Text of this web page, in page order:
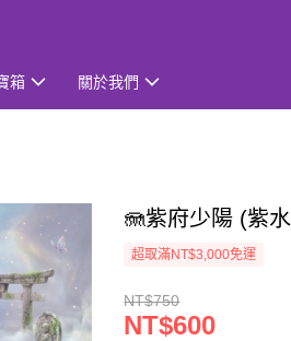
箱 關於我們
🪼紫府少陽 (紫
超取滿NT$3,000免運
NT$750
NT$600